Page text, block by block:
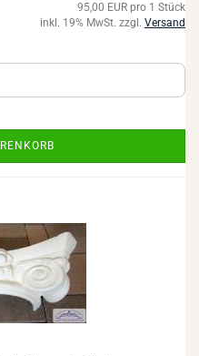
95,00 EUR pro 1 Stück
inkl. 19% MwSt. zzgl. Versand